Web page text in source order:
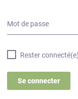
Mot de passe
Rester connecté(e)
Se connecter